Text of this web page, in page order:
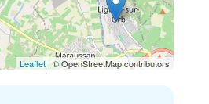
Leaflet | © OpenStreetMap contributors